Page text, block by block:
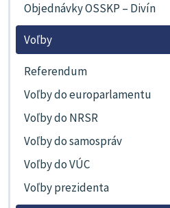
Objednávky OSSKP – Divín
Voľby
Referendum
Voľby do europarlamentu
Voľby do NRSR
Voľby do samospráv
Voľby do VÚC
Voľby prezidenta